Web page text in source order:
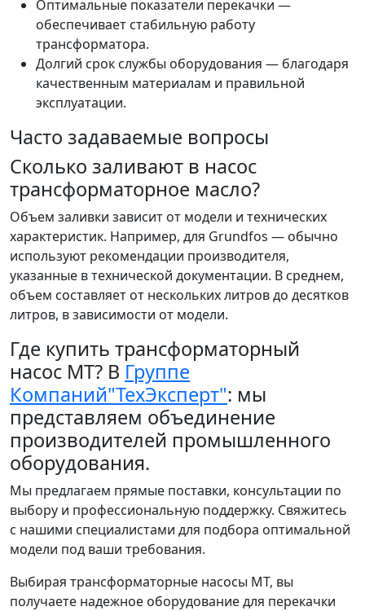
Оптимальные показатели перекачки —
обеспечивает стабильную работу
трансформатора.
Долгий срок службы оборудования — благодаря
качественным материалам и правильной
эксплуатации.
Часто задаваемые вопросы
Сколько заливают в насос
трансформаторное масло?
Объем заливки зависит от модели и технических
характеристик. Например, для Grundfos — обычно
используют рекомендации производителя,
указанные в технической документации. В среднем,
объем составляет от нескольких литров до десятков
литров, в зависимости от модели.
Где купить трансформаторный
насос МТ? В Группе
Компаний"ТехЭксперт": мы
представляем объединение
производителей промышленного
оборудования.
Мы предлагаем прямые поставки, консультации по
выбору и профессиональную поддержку. Свяжитесь
с нашими специалистами для подбора оптимальной
модели под ваши требования.
Выбирая трансформаторные насосы МТ, вы
получаете надежное оборудование для перекачки